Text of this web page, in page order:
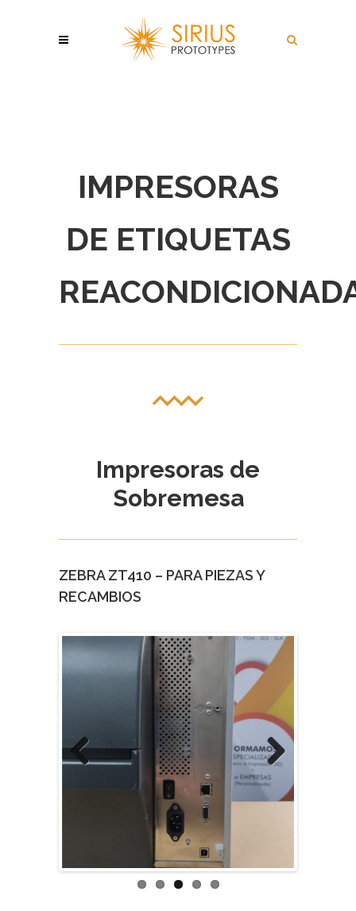
IMPRESORAS
DE ETIQUETAS
Impresoras de
Sobremesa
ZEBRA ZT410 – PARA PIEZAS Y
RECAMBIOS
Next